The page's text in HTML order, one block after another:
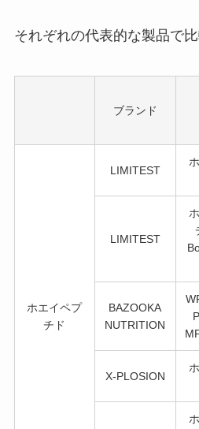
それぞれの代表的な製品で
ブランド
ホエイペプ
チド
LIMITEST
LIMITEST
BAZOOKA
NUTRITION
X-PLOSION